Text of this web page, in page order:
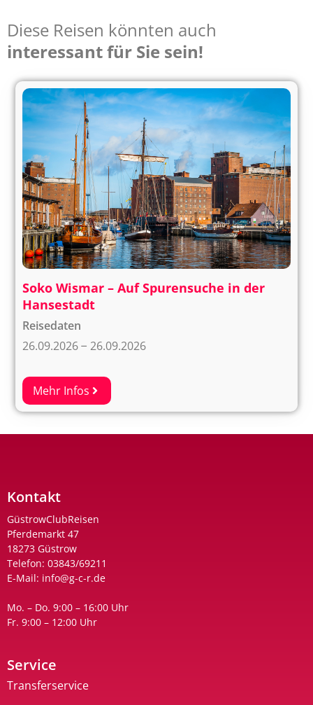
Diese Reisen könnten auch
interessant für Sie sein!
Soko Wismar – Auf Spurensuche in der
Hansestadt
Reisedaten
26.09.2026 – 26.09.2026
Mehr Infos
Kontakt
GüstrowClubReisen
Pferdemarkt 47
18273 Güstrow
Telefon: 03843/69211
E-Mail: info@g-c-r.de
Mo. – Do. 9:00 – 16:00 Uhr
Fr. 9:00 – 12:00 Uhr
Service
Transferservice